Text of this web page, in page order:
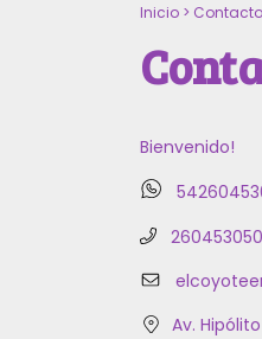
Inicio > Contacto
Bienvenido!
Av.